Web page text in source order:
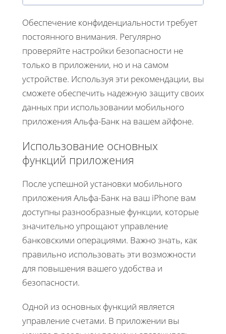
Обеспечение конфиденциальности требует
постоянного внимания. Регулярно
проверяйте настройки безопасности не
только в приложении, но и на самом
устройстве. Используя эти рекомендации, вы
сможете обеспечить надежную защиту своих
данных при использовании мобильного
приложения Альфа-Банк на вашем айфоне.
Использование основных
функций приложения
После успешной установки мобильного
приложения Альфа-Банк на ваш iPhone вам
доступны разнообразные функции, которые
значительно упрощают управление
банковскими операциями. Важно знать, как
правильно использовать эти возможности
для повышения вашего удобства и
безопасности.
Одной из основных функций является
управление счетами. В приложении вы